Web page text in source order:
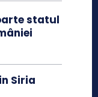
statul
Siria